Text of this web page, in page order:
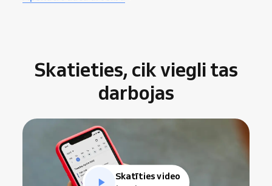
Skatieties, cik viegli tas
darbojas
Skatīties video